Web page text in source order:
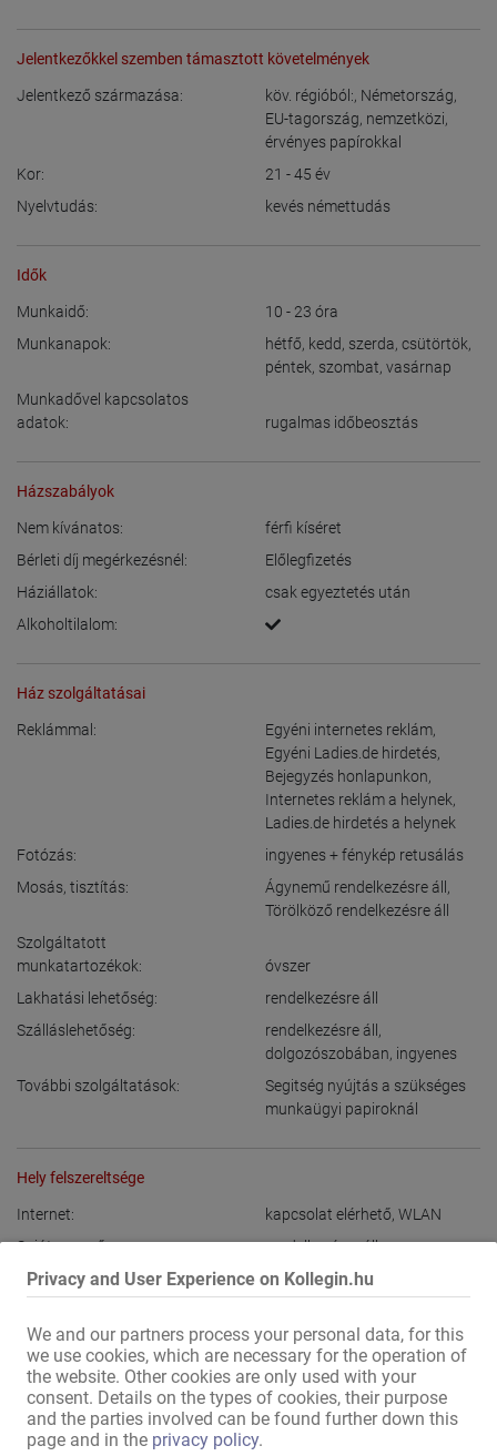
Privacy and User Experience on Kollegin.hu
We and our partners process your personal data, for this
we use cookies, which are necessary for the operation of
the website. Other cookies are only used with your
consent. Details on the types of cookies, their purpose
and the parties involved can be found further down this
page and in the privacy policy.
Jelentkezőkkel szemben támasztott követelmények
Jelentkező származása: köv. régióból:, Németország,
EU-tagország, nemzetközi,
érvényes papírokkal
Kor:
21 - 45 év
Nyelvtudás:
kevés némettudás
Idők
Munkaidő: 10 - 23 óra
Munkanapok:
hétfő, kedd, szerda, csütörtök,
péntek, szombat, vasárnap
Munkadővel kapcsolatos
adatok:
rugalmas időbeosztás
Házszabályok
Nem kívánatos:
férfi kíséret
Bérleti díj megérkezésnél:
Előlegfizetés
Háziállatok:
csak egyeztetés után
Alkoholtilalom:
Ház szolgáltatásai
Reklámmal: Egyéni internetes reklám,
Egyéni Ladies.de hirdetés,
Bejegyzés honlapunkon,
Internetes reklám a helynek,
Ladies.de hirdetés a helynek
Fotózás:
ingyenes + fénykép retusálás
Mosás, tisztítás:
Ágynemű rendelkezésre áll ,
Törölköző rendelkezésre áll
Szolgáltatott
munkatartozékok:
óvszer
Lakhatási lehetőség:
rendelkezésre áll
Szálláslehetőség:
rendelkezésre áll ,
dolgozószobában, ingyenes
További szolgáltatások:
Segitség nyújtás a szükséges
munkaügyi papiroknál
Hely felszereltsége
Internet: kapcsolat elérhető, WLAN
Saját csengő:
rendelkezésre áll,
állapotjelzéssel
Kép a bejáratnál:
a házban:
Női öltöző,Női öltöző
zuhanyzóval,Női WC,
Mosógép,Szárító,
Tartózkodási/nappali helyiség
tévével, Zárható értéktároló,